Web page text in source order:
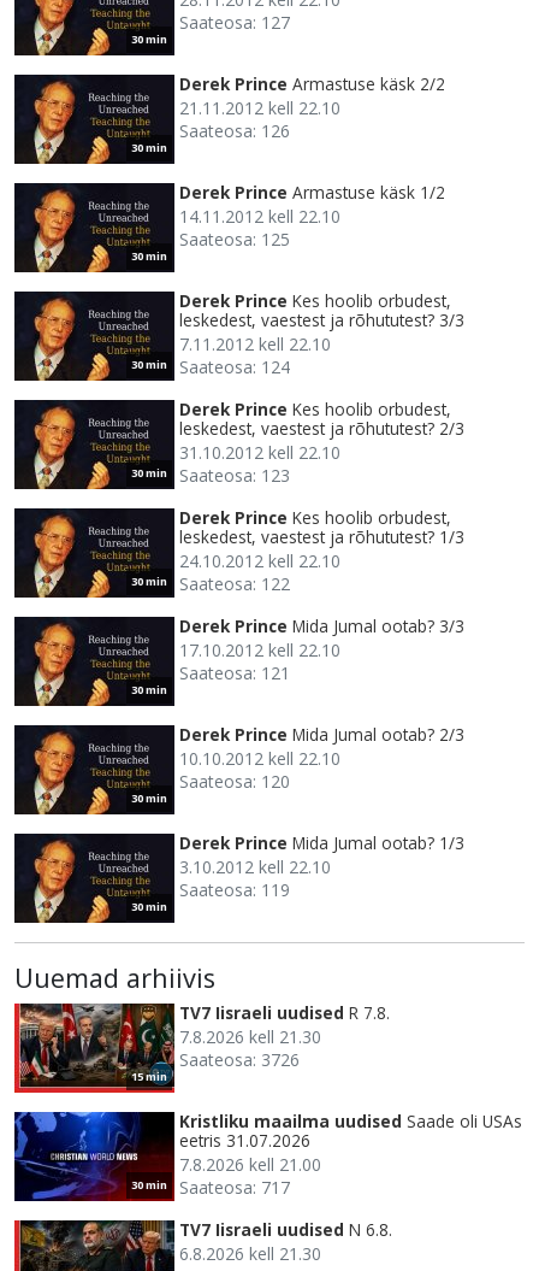
30 min
Saateosa: 127
30 min
Derek Prince Armastuse käsk 2/2
21.11.2012 kell 22.10
Saateosa: 126
30 min
Derek Prince Armastuse käsk 1/2
14.11.2012 kell 22.10
Saateosa: 125
30 min
Derek Prince Kes hoolib orbudest,
leskedest, vaestest ja rõhututest? 3/3
7.11.2012 kell 22.10
Saateosa: 124
30 min
Derek Prince Kes hoolib orbudest,
leskedest, vaestest ja rõhututest? 2/3
31.10.2012 kell 22.10
Saateosa: 123
30 min
Derek Prince Kes hoolib orbudest,
leskedest, vaestest ja rõhututest? 1/3
24.10.2012 kell 22.10
Saateosa: 122
30 min
Derek Prince Mida Jumal ootab? 3/3
17.10.2012 kell 22.10
Saateosa: 121
30 min
Derek Prince Mida Jumal ootab? 2/3
10.10.2012 kell 22.10
Saateosa: 120
30 min
Derek Prince Mida Jumal ootab? 1/3
3.10.2012 kell 22.10
Saateosa: 119
Uuemad arhiivis
15 min
TV7 Iisraeli uudised R 7.8.
7.8.2026 kell 21.30
Saateosa: 3726
30 min
Kristliku maailma uudised Saade oli USAs
eetris 31.07.2026
7.8.2026 kell 21.00
Saateosa: 717
TV7 Iisraeli uudised N 6.8.
6.8.2026 kell 21.30